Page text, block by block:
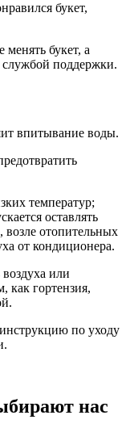
букет,
менять букет, а
службой поддержки.
впитывание воды.
температур;
оставлять
отопительных
от кондиционера.
или
как гортензия,
по уходу
нас